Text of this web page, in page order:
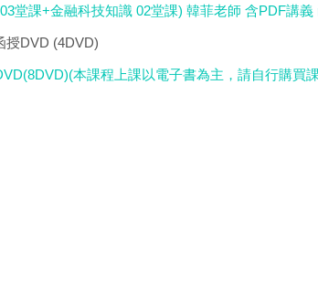
堂課+金融科技知識 02堂課) 韓菲老師 含PDF講義
授DVD (4DVD)
本課程上課以電子書為主，請自行購買